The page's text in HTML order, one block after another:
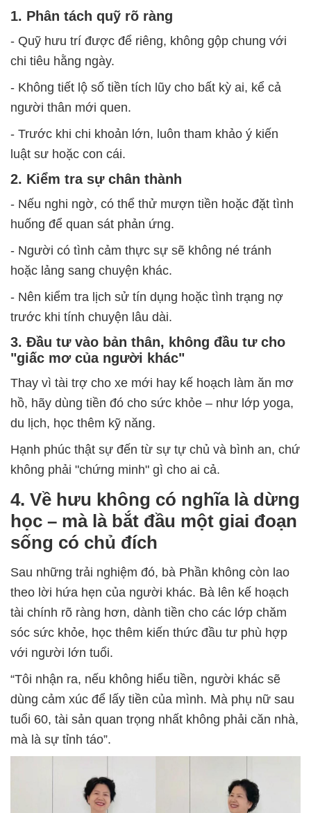
1. Phân tách quỹ rõ ràng
- Quỹ hưu trí được để riêng, không gộp chung với
chi tiêu hằng ngày.
- Không tiết lộ số tiền tích lũy cho bất kỳ ai, kể cả
người thân mới quen.
- Trước khi chi khoản lớn, luôn tham khảo ý kiến
luật sư hoặc con cái.
2. Kiểm tra sự chân thành
- Nếu nghi ngờ, có thể thử mượn tiền hoặc đặt tình
huống để quan sát phản ứng.
- Người có tình cảm thực sự sẽ không né tránh
hoặc lảng sang chuyện khác.
- Nên kiểm tra lịch sử tín dụng hoặc tình trạng nợ
trước khi tính chuyện lâu dài.
3. Đầu tư vào bản thân, không đầu tư cho
"giấc mơ của người khác"
Thay vì tài trợ cho xe mới hay kế hoạch làm ăn mơ
hồ, hãy dùng tiền đó cho sức khỏe – như lớp yoga,
du lịch, học thêm kỹ năng.
Hạnh phúc thật sự đến từ sự tự chủ và bình an, chứ
không phải "chứng minh" gì cho ai cả.
4. Về hưu không có nghĩa là dừng
học – mà là bắt đầu một giai đoạn
sống có chủ đích
Sau những trải nghiệm đó, bà Phần không còn lao
theo lời hứa hẹn của người khác. Bà lên kế hoạch
tài chính rõ ràng hơn, dành tiền cho các lớp chăm
sóc sức khỏe, học thêm kiến thức đầu tư phù hợp
với người lớn tuổi.
“Tôi nhận ra, nếu không hiểu tiền, người khác sẽ
dùng cảm xúc để lấy tiền của mình. Mà phụ nữ sau
tuổi 60, tài sản quan trọng nhất không phải căn nhà,
mà là sự tỉnh táo”.